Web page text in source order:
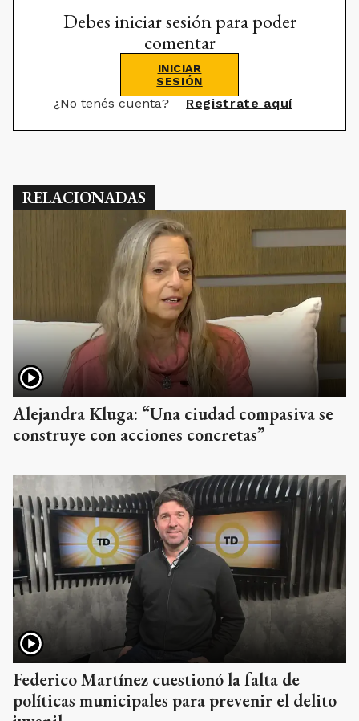
Debes iniciar sesión para poder
comentar
INICIAR
SESIÓN
¿No tenés cuenta? Registrate aquí
RELACIONADAS
Alejandra Kluga: “Una ciudad compasiva se
construye con acciones concretas”
Federico Martínez cuestionó la falta de
políticas municipales para prevenir el delito